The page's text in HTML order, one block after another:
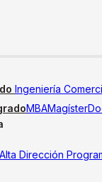
Ingeniería
MBAMagíster
Alta Dirección